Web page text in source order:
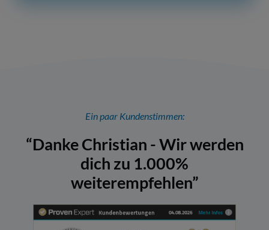
Ein paar Kundenstimmen:
“Danke Christian - Wir werden
dich zu 1.000%
weiterempfehlen”